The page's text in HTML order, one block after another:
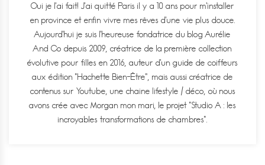
Oui je l'ai fait! J'ai quitté Paris il y a 10 ans pour m'installer
en province et enfin vivre mes rêves d'une vie plus douce.
Aujourd'hui je suis l'heureuse fondatrice du blog Aurélie
And Co depuis 2009, créatrice de la première collection
évolutive pour filles en 2016, auteur d'un guide de coiffeurs
aux édition "Hachette Bien-Être", mais aussi créatrice de
contenus sur Youtube, une chaine lifestyle / déco, où nous
avons crée avec Morgan mon mari, le projet "Studio A : les
incroyables transformations de chambres".